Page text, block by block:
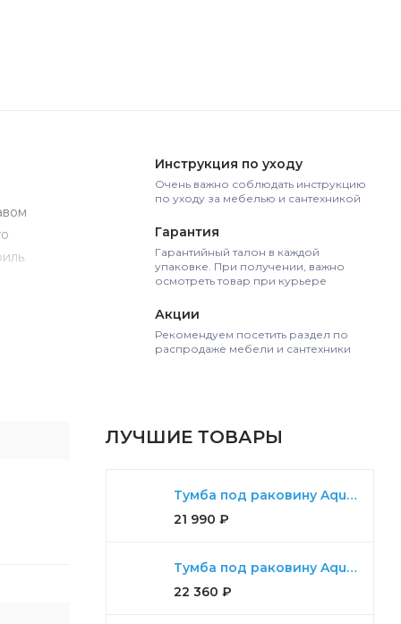
Инструкция по уходу
Очень важно соблюдать инструкцию
по уходу за мебелью и сантехникой
Гарантия
Гарантийный талон в каждой
упаковке. При получении, важно
осмотреть товар при курьере
Акции
Рекомендуем посетить раздел по
распродаже мебели и сантехники
ЛУЧШИЕ ТОВАРЫ
Тумба под раковину Aquaton Либерти 100, 2 ящика, дуб эльвезия
21 990 ₽
Тумба под раковину Aquaton Ария 65 Н белый
22 360 ₽